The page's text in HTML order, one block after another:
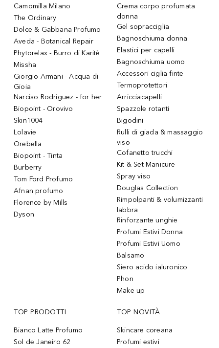
Camomilla Milano
The Ordinary
Dolce & Gabbana Profumo
Aveda - Botanical Repair
Phytorelax - Burro di Karitè
Missha
Giorgio Armani - Acqua di
Gioia
Narciso Rodriguez - for her
Biopoint - Orovivo
Skin1004
Lolavie
Orebella
Biopoint - Tinta
Burberry
Tom Ford Profumo
Afnan profumo
Florence by Mills
Dyson
Crema corpo profumata
donna
Gel sopracciglia
Bagnoschiuma donna
Elastici per capelli
Bagnoschiuma uomo
Accessori ciglia finte
Termoprotettori
Arricciacapelli
Spazzole rotanti
Bigodini
Rulli di giada & massaggio
viso
Cofanetto trucchi
Kit & Set Manicure
Spray viso
Douglas Collection
Rimpolpanti & volumizzanti
labbra
Rinforzante unghie
Profumi Estivi Donna
Profumi Estivi Uomo
Balsamo
Siero acido ialuronico
Phon
Make up
TOP PRODOTTI
Bianco Latte Profumo
Sol de Janeiro 62
TOP NOVITÀ
Skincare coreana
Profumi estivi